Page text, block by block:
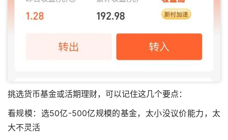
挑选货币基金或活期理财，可以记住这几个要点：
看规模：选50亿-500亿规模的基金，太小没议价能力，太
大不灵活